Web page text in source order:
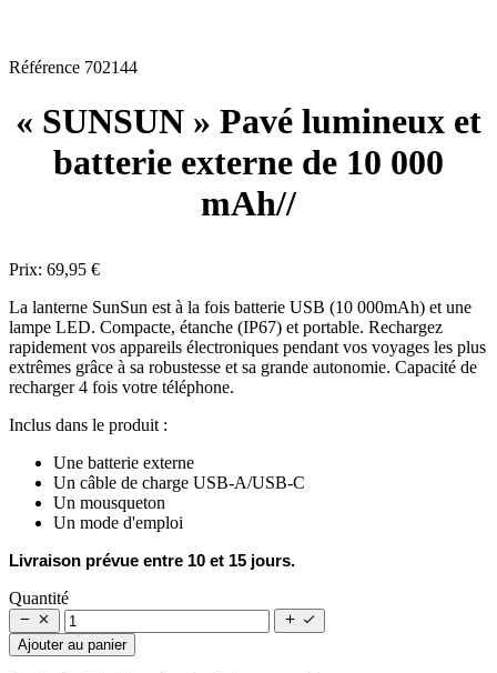
Référence 702144
« SUNSUN » Pavé lumineux et
batterie externe de 10 000
mAh//
Prix: 69,95 €
La lanterne SunSun est à la fois batterie USB (10 000mAh) et une
lampe LED. Compacte, étanche (IP67) et portable. Rechargez
rapidement vos appareils électroniques pendant vos voyages les plus
extrêmes grâce à sa robustesse et sa grande autonomie. Capacité de
recharger 4 fois votre téléphone.
Inclus dans le produit :
Une batterie externe
Un câble de charge USB-A/USB-C
Un mousqueton
Un mode d'emploi
Livraison prévue entre 10 et 15 jours.
Quantité
   
Ajouter au panier